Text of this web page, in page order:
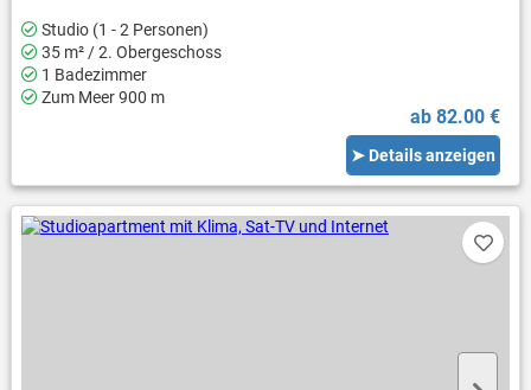
Studio (1 - 2 Personen)
35 m² / 2. Obergeschoss
1 Badezimmer
Zum Meer 900 m
ab 82.00 €
➤ Details anzeigen